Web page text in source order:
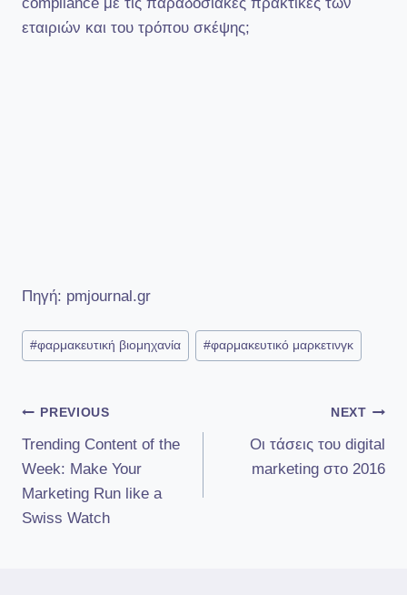
εταιριών και του τρόπου σκέψης;
Πηγή: pmjournal.gr
Post
Tags:
#φαρμακευτική βιομηχανία #φαρμακευτικό μαρκετινγκ
Πλοήγηση
άρθρων
PREVIOUS
Trending Content of the
Week: Make Your
Marketing Run like a
Swiss Watch
NEXT
Οι τάσεις του digital
marketing στο 2016